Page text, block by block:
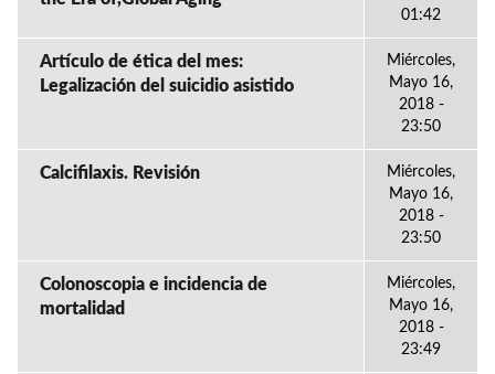
01:42
Artículo de ética del mes:
Legalización del suicidio asistido
Miércoles,
Mayo 16,
2018 -
23:50
Calcifilaxis. Revisión
Miércoles,
Mayo 16,
2018 -
23:50
Colonoscopia e incidencia de
mortalidad
Miércoles,
Mayo 16,
2018 -
23:49